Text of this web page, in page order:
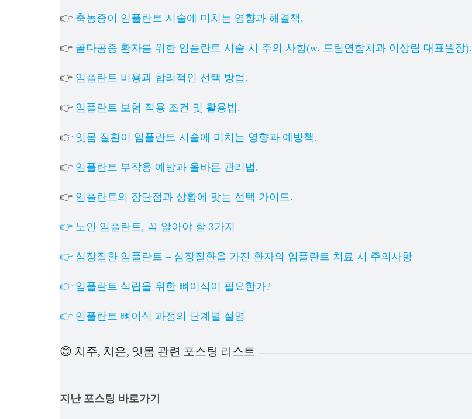
👉 축농증이 임플란트 시술에 미치는 영향과 해결책.
👉 골다공증 환자를 위한 임플란트 시술 시 주의 사항(w. 드림연합치과 이상림 대표원장).
👉 임플란트 비용과 합리적인 선택 방법.
👉 임플란트 보험 적용 조건 및 활용법.
👉 잇몸 질환이 임플란트 시술에 미치는 영향과 예방책.
👉 임플란트 부작용 예방과 올바른 관리법.
👉 임플란트의 장단점과 상황에 맞는 선택 가이드.
👉 노인 임플란트, 꼭 알아야 할 3가지
👉 심장질환 임플란트 – 심장질환을 가진 환자의 임플란트 치료 시 주의사항
👉 임플란트 식립을 위한 뼈이식이 필요한가?
👉 임플란트 뼈이식 과정의 단계별 설명
😊 치주, 치은, 잇몸 관련 포스팅 리스트
지난 포스팅 바로가기